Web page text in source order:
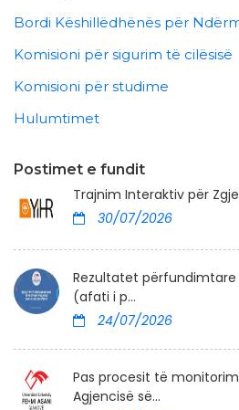
Bordi Këshillëdhënës për
Komisioni për sigurim të cilësisë
Komisioni për studime
Hulumtimet
Postimet e fundit
Trajnim Interaktiv për
30/07/2026
Rezultatet
(afati i p...
24/07/2026
Pas procesit të
Agjencisë së...